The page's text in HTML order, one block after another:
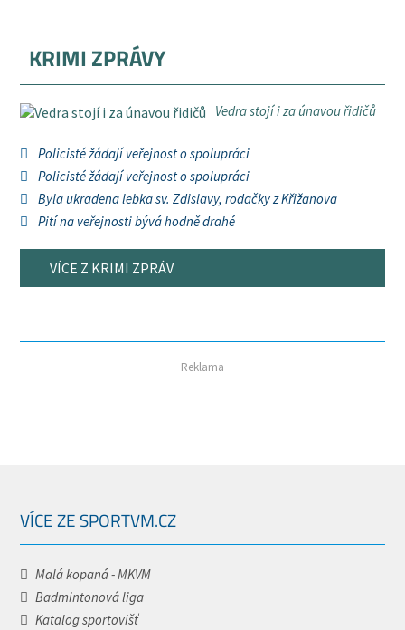
KRIMI ZPRÁVY
Vedra stojí i za únavou řidičů
Policisté žádají veřejnost o spolupráci
Policisté žádají veřejnost o spolupráci
Byla ukradena lebka sv. Zdislavy, rodačky z Křižanova
Pití na veřejnosti bývá hodně drahé
VÍCE Z KRIMI ZPRÁV
Reklama
VÍCE ZE SPORTVM.CZ
Malá kopaná - MKVM
Badmintonová liga
Katalog sportovišť